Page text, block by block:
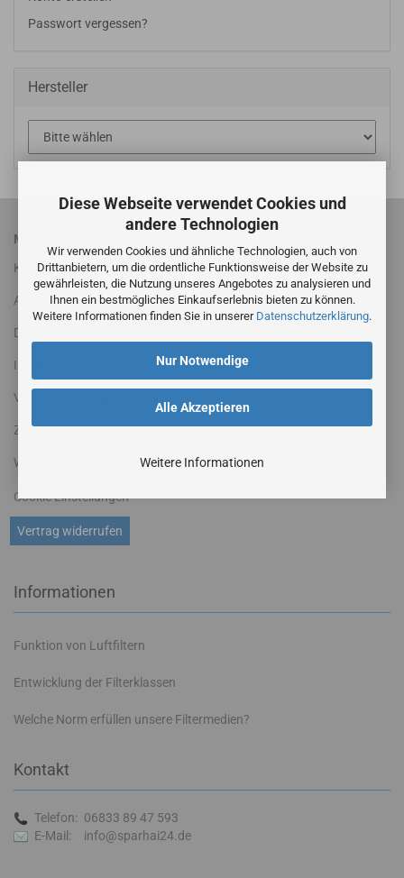
Diese Webseite verwendet Cookies und
andere Technologien
Wir verwenden Cookies und ähnliche Technologien, auch von
Drittanbietern, um die ordentliche Funktionsweise der Website zu
gewährleisten, die Nutzung unseres Angebotes zu analysieren und
Ihnen ein bestmögliches Einkaufserlebnis bieten zu können.
Weitere Informationen finden Sie in unserer Datenschutzerklärung.
Alle Akzeptieren
Nur Notwendige
Weitere Informationen
Passwort vergessen?
Hersteller
MEHR ÜBER...
Kontakt
AGB
Datenschutzerklärung
Impressum
Versandinformationen
Zahlungsbedingungen
Widerrufsrecht & Widerrufsformular
Vertrag widerrufen
Cookie Einstellungen
Informationen
Funktion von Luftfiltern
Entwicklung der Filterklassen
Welche Norm erfüllen unsere Filtermedien?
Kontakt
Telefon: 06833 89 47 593
E-Mail:
info@sparhai24.de